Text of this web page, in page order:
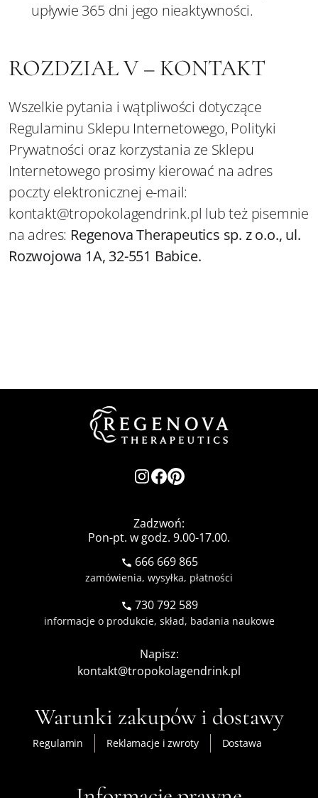
upływie 365 dni jego nieaktywności.
ROZDZIAŁ V – KONTAKT
Wszelkie pytania i wątpliwości dotyczące
Regulaminu Sklepu Internetowego, Polityki
Prywatności oraz korzystania ze Sklepu
Internetowego prosimy kierować na adres
poczty elektronicznej e-mail:
kontakt@tropokolagendrink.pl lub też pisemnie
na adres: Regenova Therapeutics sp. z o.o., ul.
Rozwojowa 1A, 32-551 Babice.
Zadzwoń:
Pon-pt. w godz. 9.00-17.00.
666 669 865
zamówienia, wysyłka, płatności
730 792 589
informacje o produkcie, skład, badania naukowe
Napisz:
kontakt@tropokolagendrink.pl
Warunki zakupów i dostawy
Regulamin Reklamacje i zwroty Dostawa